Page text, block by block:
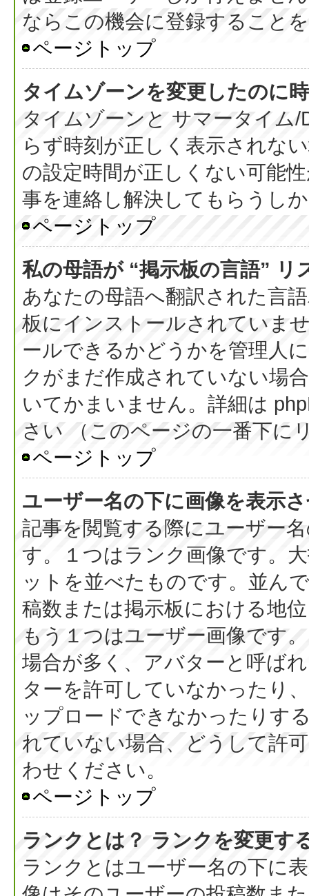
ならこの機会に登録すること
ページトップ
タイムゾーンを変更したのに
タイムゾーンと サマータイム
らず時刻が正しく表示されな
の設定時間が正しくない可能
事を連絡し解決してもらうし
ページトップ
私の母語が “掲示板の言語” リ
あなたの母語へ翻訳された言
板にインストールされていま
ールできるかどうかを管理人
クがまだ作成されていない場
いてかまいません。詳細は
さい （このページの一番下に
ページトップ
ユーザー名の下に画像を表示
記事を閲覧する際にユーザー
す。１つはランク画像です。
ットを並べたものです。並ん
稿数または掲示板における地
もう１つはユーザー画像です
場合が多く、アバターと呼ば
ターを許可していなかったり
ップロードできなかったりす
れていない場合、どうして許
わせください。
ページトップ
ランクとは？ ランクを変更す
ランクとはユーザー名の下に